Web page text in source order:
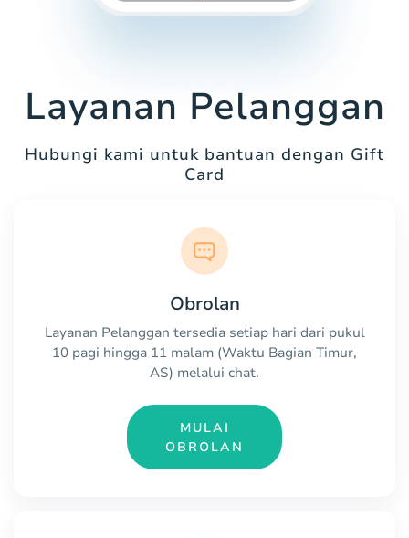
Layanan Pelanggan
Hubungi kami untuk bantuan dengan Gift
Card
Obrolan
Layanan Pelanggan tersedia setiap hari dari pukul
10 pagi hingga 11 malam (Waktu Bagian Timur,
AS) melalui chat.
MULAI
OBROLAN